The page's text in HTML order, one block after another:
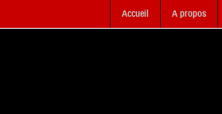
Accueil A propos